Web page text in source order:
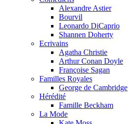
Alexandre Astier
Bourvil
Leonardo DiCaprio
Shannen Doherty
Ecrivains
Agatha Christie
Arthur Conan Doyle
Françoise Sagan
Familles Royales
George de Cambridge
Hérédité
Famille Beckham
La Mode